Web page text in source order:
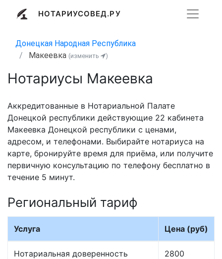
НОТАРИУСОВЕД.РУ
Донецкая Народная Республика
Макеевка (изменить )
Нотариусы Макеевка
Аккредитованные в Нотариальной Палате
Донецкой республики действующие 22 кабинета
Макеевка Донецкой республики с ценами,
адресом, и телефонами. Выбирайте нотариуса на
карте, бронируйте время для приёма, или получите
первичную консультацию по телефону бесплатно в
течение 5 минут.
Региональный тариф
Услуга Цена (руб)
Нотариальная доверенность 2800